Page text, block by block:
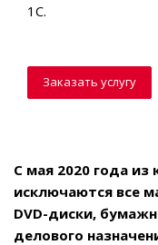
1С.
Заказать услугу
С мая 2020 года из
исключаются все
DVD-диски,
делового